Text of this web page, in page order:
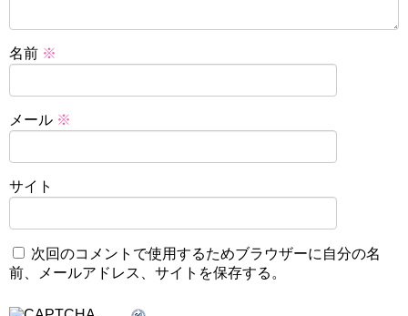
名前 ※
メール ※
サイト
次回のコメントで使用するためブラウザーに自分の名
前、メールアドレス、サイトを保存する。